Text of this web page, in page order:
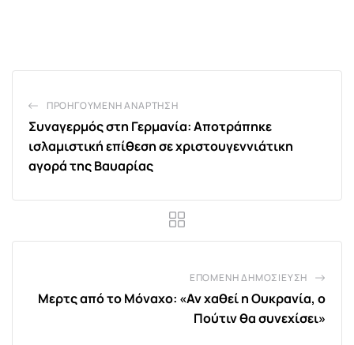
ΠΡΟΗΓΟΎΜΕΝΗ ΑΝΆΡΤΗΣΗ
Συναγερμός στη Γερμανία: Αποτράπηκε
ισλαμιστική επίθεση σε χριστουγεννιάτικη
αγορά της Βαυαρίας
ΕΠΌΜΕΝΗ ΔΗΜΟΣΊΕΥΣΗ
Μερτς από το Μόναχο: «Αν χαθεί η Ουκρανία, ο
Πούτιν θα συνεχίσει»